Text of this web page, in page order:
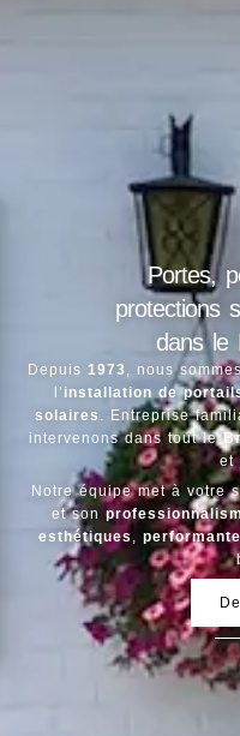
Portes,
protections
dans le
Depuis 1973 , nous
l’ installation de
solaires . Entreprise
intervenons dans tout le
et
Notre équipe met à votre
et son
esthétiques,